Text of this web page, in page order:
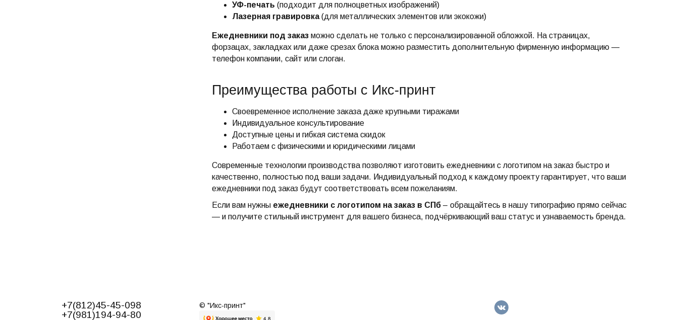
УФ-печать (подходит для полноцветных изображений)
Лазерная гравировка(для металлических элементов или экокожи)
Ежедневники под заказможно сделать не только с персонализированной обложкой. На страницах,
форзацах, закладках или даже срезах блока можно разместить дополнительную фирменную информацию —
телефон компании, сайт или слоган.
Преимущества работы с Икс-принт
Своевременное исполнение заказа даже крупными тиражами
Индивидуальное консультирование
Доступные цены и гибкая система скидок
Работаем с физическими и юридическими лицами
Современные технологии производства позволяют изготовить ежедневники с логотипом на заказ быстро и
качественно, полностью под ваши задачи. Индивидуальный подход к каждому проекту гарантирует, что ваши
ежедневники под заказ будут соответствовать всем пожеланиям.
Если вам нужны ежедневники с логотипом на заказ в СПб– обращайтесь в нашу типографию прямо сейчас
— и получите стильный инструмент для вашего бизнеса, подчёркивающий ваш статус и узнаваемость бренда.
+7(812)45-45-098
+7(981)194-94-80
© "Икс-принт"